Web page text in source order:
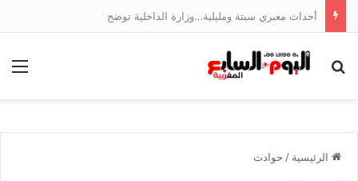
أحداث معبري سبتة ومليلية…وزارة الداخلية توضح
بحث عن
الرئيسية / حوادث